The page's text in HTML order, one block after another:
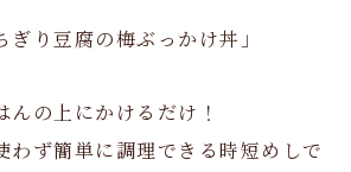
り豆腐の梅ぶっかけ丼」
んの上にかけるだけ！
わず簡単に調理できる時短めしで